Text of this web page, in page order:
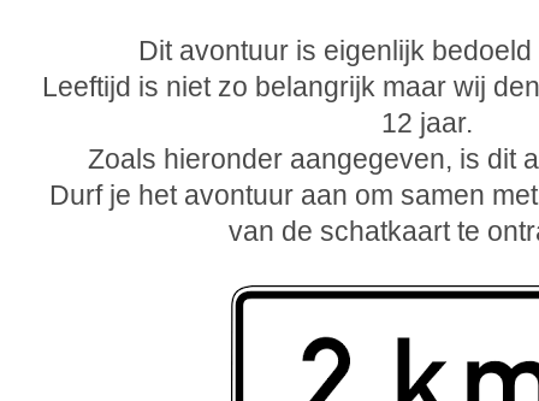
Dit avontuur is eigenlijk
Leeftijd is niet zo belangrijk maar wij
12 jaar.
Zoals hieronder aangegeven, is dit
Durf je het avontuur aan om samen
van de schatkaart te